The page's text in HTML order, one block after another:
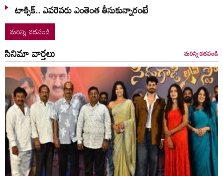
టాక్సిక్.. ఎవరెవరు ఎంతెంత తీసుకున్నారంటే
మరిన్ని చదవండి
సినిమా వార్తలు మరిన్ని చదవండి